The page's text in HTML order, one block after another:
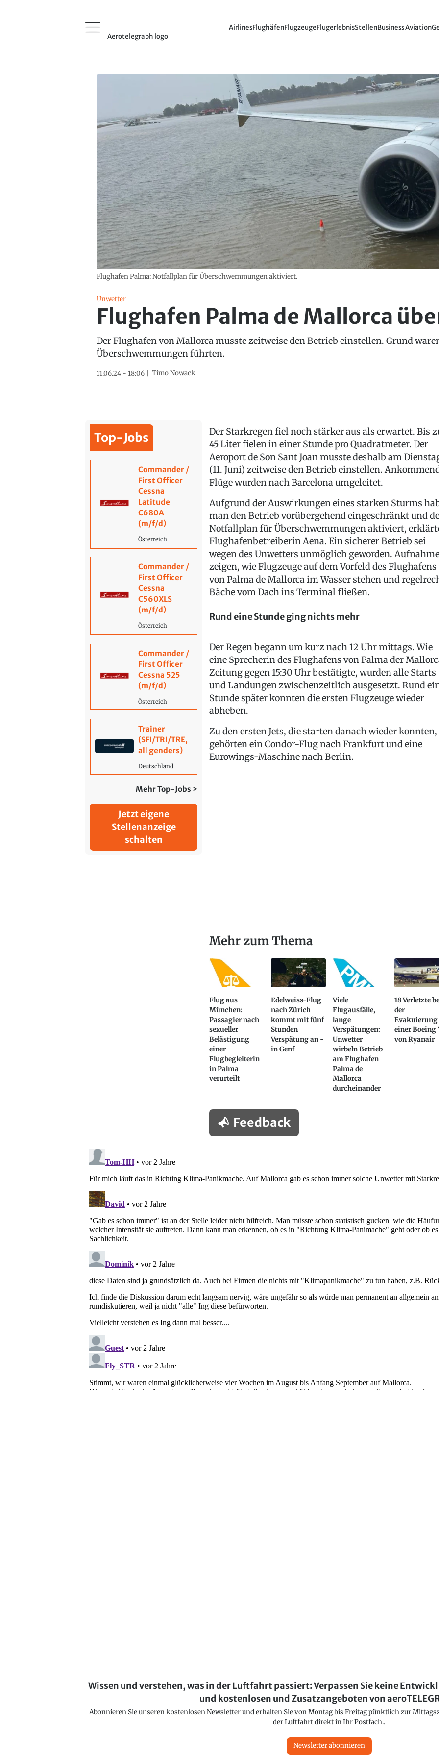
Aerotelegraph logo
AirlinesFlughäfenFlugzeugeFlugerlebnisStellenBusiness Aviation
Flughafen Palma: Notfallplan für Überschwemmungen aktiviert.
Unwetter
Flughafen Palma de Mallorca
Der Flughafen von Mallorca musste zeitweise den Betrieb einstellen. Grund
Überschwemmungen führten.
11.06.24 - 18:06 Timo Nowack
Top-Jobs
Commander /
First Officer
Cessna
Latitude
C680A
(m/f/d)
Österreich
Commander /
First Officer
Cessna
C560XLS
(m/f/d)
Österreich
Commander /
First Officer
Cessna 525
(m/f/d)
Österreich
Trainer
(SFI/TRI/TRE,
all genders)
Deutschland
Mehr Top-Jobs >
Jetzt eigene
Stellenanzeige
schalten
Der Starkregen fiel noch stärker aus als erwartet. Bis
45 Liter fielen in einer Stunde pro Quadratmeter. Der
Aeroport de Son Sant Joan musste deshalb am
(11. Juni) zeitweise den Betrieb einstellen.
Flüge wurden nach Barcelona umgeleitet.
Aufgrund der Auswirkungen eines starken Sturms
man den Betrieb vorübergehend eingeschränkt und
Notfallplan für Überschwemmungen aktiviert,
Flughafenbetreiberin Aena. Ein sicherer Betrieb sei
wegen des Unwetters unmöglich geworden.
zeigen, wie Flugzeuge auf dem Vorfeld des Flughafens
von Palma de Mallorca im Wasser stehen und
Bäche vom Dach ins Terminal fließen.
Rund eine Stunde ging nichts mehr
Der Regen begann um kurz nach 12 Uhr mittags. Wie
eine Sprecherin des Flughafens von Palma der
Zeitung gegen 15:30 Uhr bestätigte, wurden alle Starts
und Landungen zwischenzeitlich ausgesetzt. Rund
Stunde später konnten die ersten Flugzeuge wieder
abheben.
Zu den ersten Jets, die starten danach wieder konnten,
gehörten ein Condor-Flug nach Frankfurt und eine
Eurowings-Maschine nach Berlin.
Mehr zum Thema
Flug aus
München:
Passagier nach
sexueller
Belästigung
einer
Flugbegleiterin
in Palma
verurteilt
Edelweiss-Flug
nach Zürich
kommt mit fünf
Stunden
Verspätung an -
in Genf
Viele
Flugausfälle,
lange
Verspätungen:
Unwetter
wirbeln Betrieb
am Flughafen
Palma de
Mallorca
durcheinander
18 Verletzte
der
Evakuierung
einer Boeing
von Ryanair
Feedback
Wissen und verstehen, was in der Luftfahrt passiert: Verpassen Sie keine
und kostenlosen und Zusatzangeboten von
Abonnieren Sie unseren kostenlosen Newsletter und erhalten Sie von Montag bis Freitag pünktlich zur
der Luftfahrt direkt in Ihr Postfach..
Newsletter abonnieren